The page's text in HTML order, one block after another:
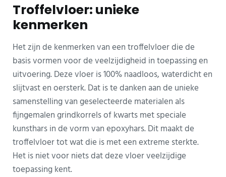
Troffelvloer: unieke
kenmerken
Het zijn de kenmerken van een troffelvloer die de
basis vormen voor de veelzijdigheid in toepassing en
uitvoering. Deze vloer is 100% naadloos, waterdicht en
slijtvast en oersterk. Dat is te danken aan de unieke
samenstelling van geselecteerde materialen als
fijngemalen grindkorrels of kwarts met speciale
kunsthars in de vorm van epoxyhars. Dit maakt de
troffelvloer tot wat die is met een extreme sterkte.
Het is niet voor niets dat deze vloer veelzijdige
toepassing kent.